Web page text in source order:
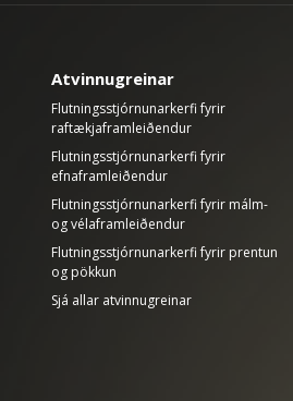
Atvinnugreinar
Flutningsstjórnunarkerfi fyrir
raftækjaframleiðendur
Flutningsstjórnunarkerfi fyrir
efnaframleiðendur
Flutningsstjórnunarkerfi fyrir málm-
og vélaframleiðendur
Flutningsstjórnunarkerfi fyrir prentun
og pökkun
Sjá allar atvinnugreinar